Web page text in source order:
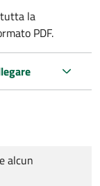
la
PDF.
alcun